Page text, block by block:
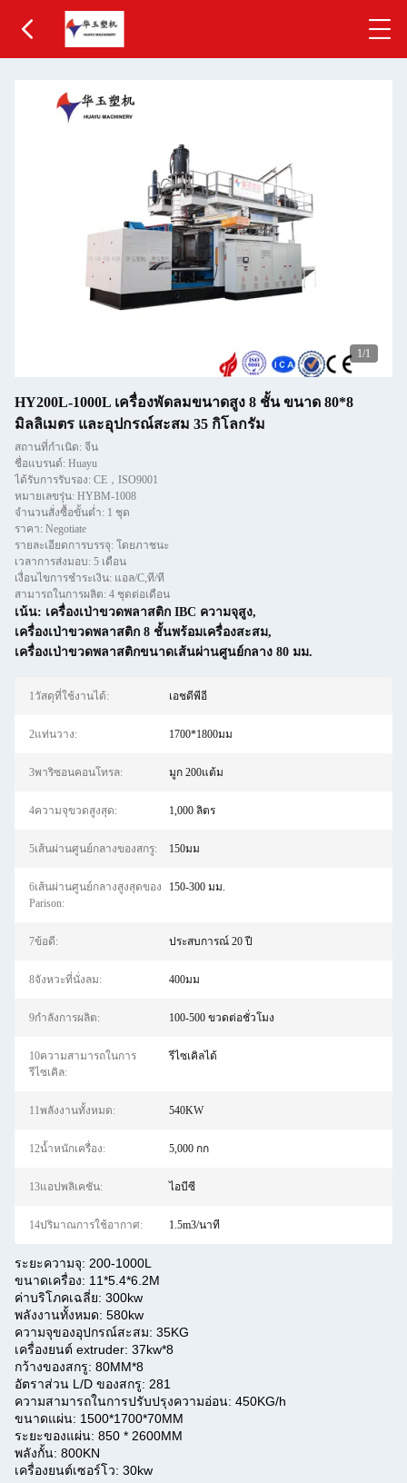
1/1
HY200L-1000L เครื่องพัดลมขนาดสูง 8 ชั้น ขนาด 80*8
มิลลิเมตร และอุปกรณ์สะสม 35 กิโลกรัม
สถานที่กำเนิด: จีน
ชื่อแบรนด์: Huayu
ได้รับการรับรอง: CE，ISO9001
หมายเลขรุ่น: HYBM-1008
จำนวนสั่งซื้อขั้นต่ำ: 1 ชุด
ราคา: Negotiate
รายละเอียดการบรรจุ: โดยภาชนะ
เวลาการส่งมอบ: 5 เดือน
เงื่อนไขการชำระเงิน: แอล/C,ที/ที
สามารถในการผลิต: 4 ชุดต่อเดือน
เน้น: เครื่องเป่าขวดพลาสติก IBC ความจุสูง,
เครื่องเป่าขวดพลาสติก 8 ชั้นพร้อมเครื่องสะสม,
เครื่องเป่าขวดพลาสติกขนาดเส้นผ่านศูนย์กลาง 80 มม.
1วัสดุที่ใช้งานได้: เอชดีพีอี
2แท่นวาง: 1700*1800มม
3พาริซอนคอนโทรล: มูก 200แต้ม
4ความจุขวดสูงสุด: 1,000 ลิตร
5เส้นผ่านศูนย์กลางของสกรู: 150มม
6เส้นผ่านศูนย์กลางสูงสุดของ
Parison:
150-300 มม.
7ข้อดี: ประสบการณ์ 20 ปี
8จังหวะที่นั่งลม: 400มม
9กำลังการผลิต: 100-500 ขวดต่อชั่วโมง
10ความสามารถในการ
รีไซเคิล:
รีไซเคิลได้
11พลังงานทั้งหมด: 540KW
12น้ำหนักเครื่อง: 5,000 กก
13แอปพลิเคชัน: ไอบีซี
14ปริมาณการใช้อากาศ: 1.5m3/นาที
ระยะความจุ: 200-1000L
ขนาดเครื่อง: 11*5.4*6.2M
ค่าบริโภคเฉลี่ย: 300kw
พลังงานทั้งหมด: 580kw
ความจุของอุปกรณ์สะสม: 35KG
เครื่องยนต์ extruder: 37kw*8
กว้างของสกรู: 80MM*8
อัตราส่วน L/D ของสกรู: 281
ความสามารถในการปรับปรุงความอ่อน: 450KG/h
ขนาดแผ่น: 1500*1700*70MM
ระยะของแผ่น: 850 * 2600MM
พลังกั้น: 800KN
เครื่องยนต์เซอร์โว: 30kw